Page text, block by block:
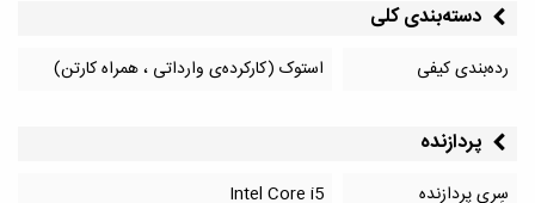
دسته‌بندی کلی
رده‌بندی کیفی استوک (کارکرده‌ی وارداتی ، همراه کارتن)
پردازنده
سِری پردازنده Intel Core i5